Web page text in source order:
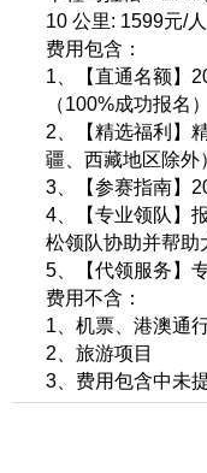
10 公里: 1599元/人
费用包含：
1、【直通名额】
（100%成功报名）
2、【精选福利】
疆、西藏地区除外
3、【参赛指南】
4、【专业领队】
松领队协助并帮助
5、【代领服务】
费用不含：
1、机票、港澳通
2、旅游项目
3、费用包含中未